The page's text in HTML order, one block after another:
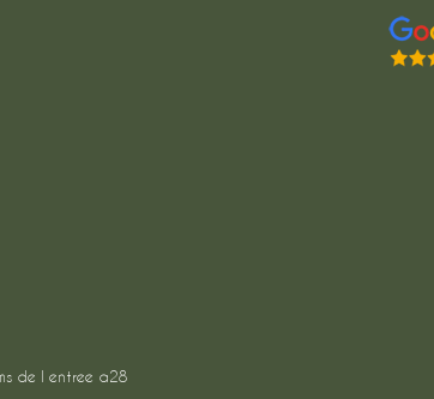
de l entree a28